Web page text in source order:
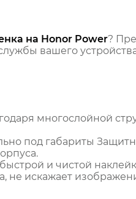
на Honor Power?
вашего
многослойной
под габариты
и чистой
не искажает